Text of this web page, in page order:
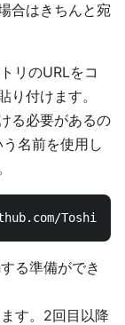
合はきちんと宛
リのURLをコ
り付けます。
る必要があるの
名前を使用し
る準備ができ
す。2回目以降